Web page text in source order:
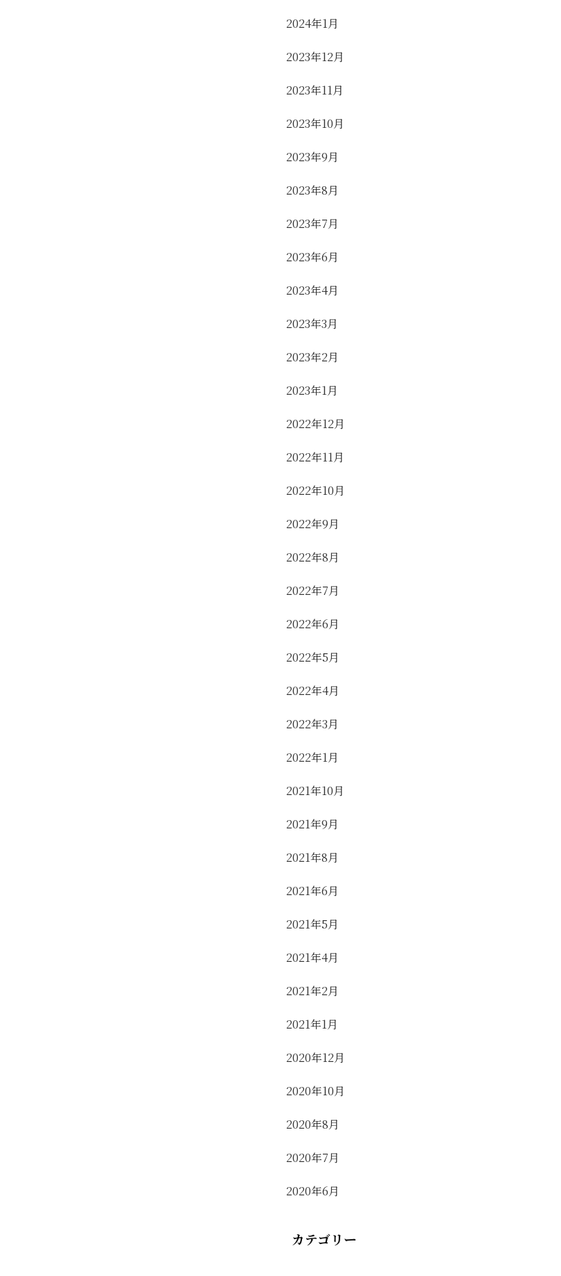
2024年1月
2023年12月
2023年11月
2023年10月
2023年9月
2023年8月
2023年7月
2023年6月
2023年4月
2023年3月
2023年2月
2023年1月
2022年12月
2022年11月
2022年10月
2022年9月
2022年8月
2022年7月
2022年6月
2022年5月
2022年4月
2022年3月
2022年1月
2021年10月
2021年9月
2021年8月
2021年6月
2021年5月
2021年4月
2021年2月
2021年1月
2020年12月
2020年10月
2020年8月
2020年7月
2020年6月
カテゴリー